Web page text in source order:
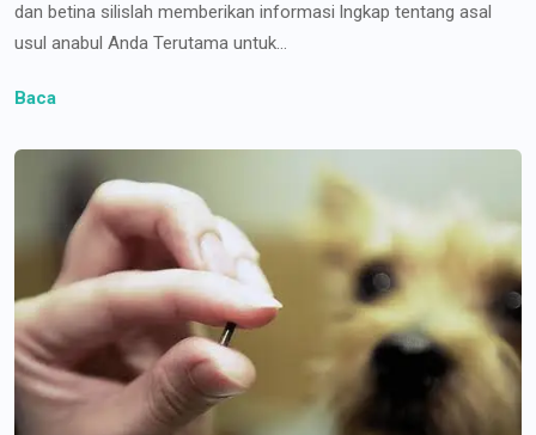
dan betina silislah memberikan informasi lngkap tentang asal
usul anabul Anda Terutama untuk...
Baca